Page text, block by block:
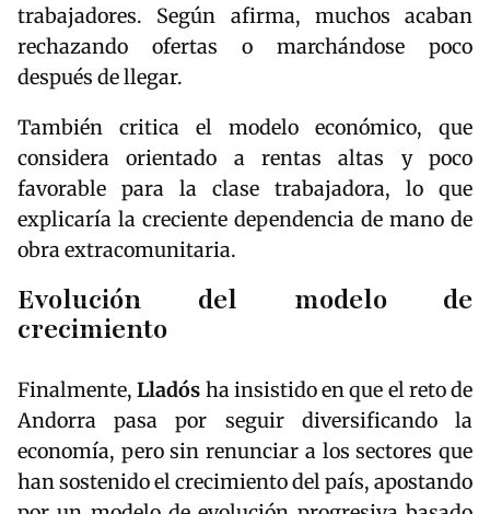
trabajadores. Según afirma, muchos acaban
rechazando ofertas o marchándose poco
después de llegar.
También critica el modelo económico, que
considera orientado a rentas altas y poco
favorable para la clase trabajadora, lo que
explicaría la creciente dependencia de mano de
obra extracomunitaria.
Evolución del modelo de
crecimiento
Finalmente,Lladós ha insistido en que el reto de
Andorra pasa por seguir diversificando la
economía, pero sin renunciar a los sectores que
han sostenido el crecimiento del país, apostando